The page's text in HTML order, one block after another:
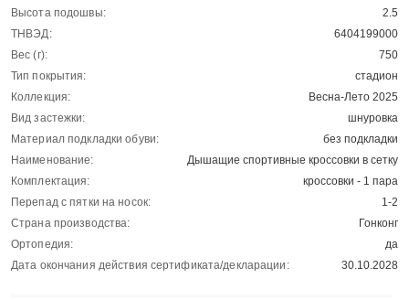
Высота подошвы:
2.5
ТНВЭД:
6404199000
Вес (г):
750
Тип покрытия:
стадион
Коллекция:
Весна-Лето 2025
Вид застежки:
шнуровка
Материал подкладки обуви:
без подкладки
Наименование:
Дышащие спортивные кроссовки в сетку
Комплектация:
кроссовки - 1 пара
Перепад с пятки на носок:
1-2
Страна производства:
Гонконг
Ортопедия:
да
Дата окончания действия сертификата/декларации:
30.10.2028